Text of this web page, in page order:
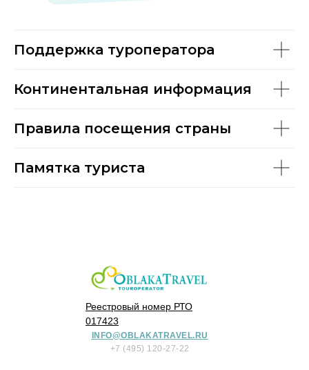
Поддержка туроператора
Континентальная информация
Правила посещения страны
Памятка туриста
Реестровый номер РТО
017423
INFO@OBLAKATRAVEL.RU
+7 (495) 120-27-22